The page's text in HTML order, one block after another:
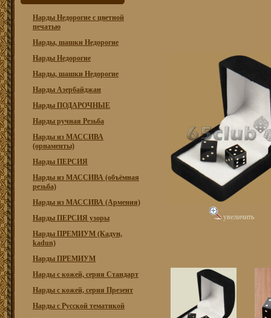
Нарды Недорогие с цветной
печатью
Нарды, шашки Недорогие
Нарды Недорогие
Нарды, шашки Недорогие
Нарды Азербайджан
Нарды ПОДАРОЧНЫЕ
Нарды ручная Резьба
Нарды из МАССИВА
(орнаменты)
Нарды ПЕРСИЯ
Нарды из МАССИВА (объёмная
резьба)
Нарды из МАССИВА (Армения)
Нарды ПЕРСИЯ узоры
Нарды ПРЕМИУМ (Кадун,
kadun)
Нарды ПРЕМИУМ
Нарды с кожей, серия Стандарт
Нарды с кожей, серия Презент
Нарды с Русской тематикой
увеличить